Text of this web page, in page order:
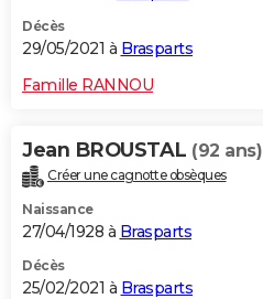
Décès
29/05/2021 à Brasparts
Famille RANNOU
Jean BROUSTAL (92 ans)
Créer une cagnotte obsèques
Naissance
27/04/1928 à Brasparts
Décès
25/02/2021 à Brasparts